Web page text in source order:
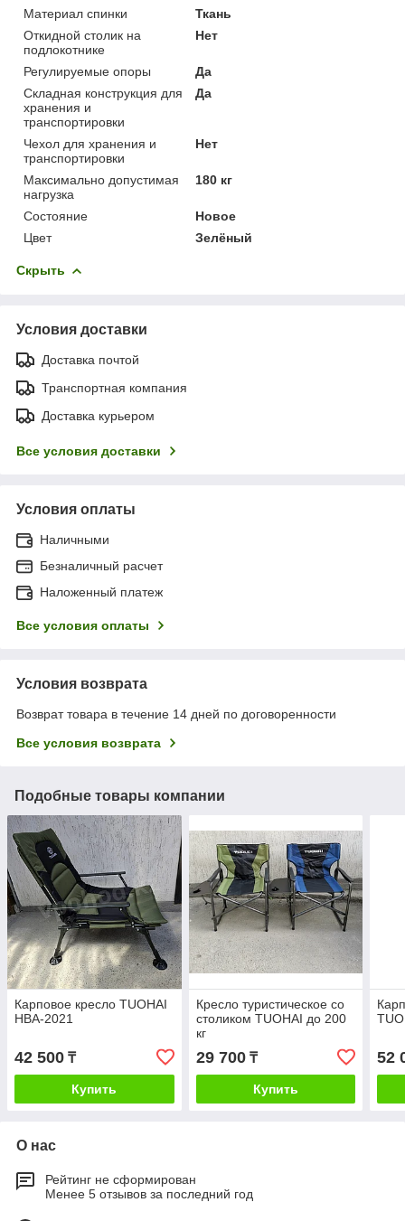
Материал спинки
Ткань
Откидной столик на
подлокотнике
Нет
Регулируемые опоры
Да
Складная конструкция для
хранения и
транспортировки
Да
Чехол для хранения и
транспортировки
Нет
Максимально допустимая
нагрузка
180 кг
Состояние
Новое
Цвет
Зелёный
Скрыть
Условия доставки
Доставка почтой
Транспортная компания
Доставка курьером
Все условия доставки
Условия оплаты
Наличными
Безналичный расчет
Наложенный платеж
Все условия оплаты
Условия возврата
Возврат товара в течение 14 дней по договоренности
Все условия возврата
Подобные товары компании
Карповое кресло TUOHAI
HBA-2021
42 500 ₸
Купить
Кресло туристическое со
столиком TUOHAI до 200
кг
29 700₸
Купить
52
О нас
Рейтинг не сформирован
Менее 5 отзывов за последний год